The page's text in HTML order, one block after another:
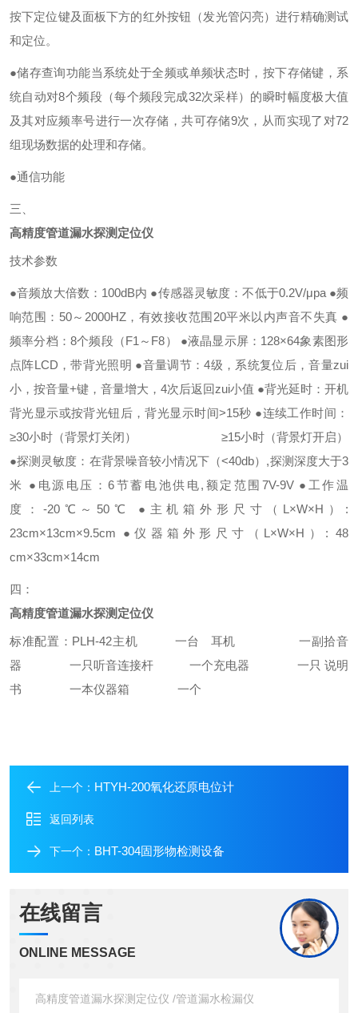
按下定位键及面板下方的红外按钮（发光管闪亮）进行精确测试
和定位。
●储存查询功能当系统处于全频或单频状态时，按下存储键，系
统自动对8个频段（每个频段完成32次采样）的瞬时幅度极大值
及其对应频率号进行一次存储，共可存储9次，从而实现了对72
组现场数据的处理和存储。
●通信功能
三、
高精度管道漏水探测定位仪
技术参数
●音频放大倍数：100dB内 ●传感器灵敏度：不低于0.2V/μpa ●频
响范围：50～2000HZ，有效接收范围20平米以内声音不失真 ●
频率分档：8个频段（F1～F8） ●液晶显示屏：128×64象素图形
点阵LCD，带背光照明 ●音量调节：4级，系统复位后，音量zui
小，按音量+键，音量增大，4次后返回zui小值 ●背光延时：开机
背光显示或按背光钮后，背光显示时间>15秒 ●连续工作时间：
≥30小时（背景灯关闭）
≥15小时（背景灯开启）
●探测灵敏度：在背景噪音较小情况下（<40db）,探测深度大于3
米 ●电源电压：6节蓄电池供电,额定范围7V-9V ●工作温
度：-20℃～50℃ ●主机箱外形尺寸（L×W×H）:
23cm×13cm×9.5cm ●仪器箱外形尺寸（L×W×H）: 48
cm×33cm×14cm
四：
高精度管道漏水探测定位仪
标准配置： PLH-42主机 一台 耳机 一副拾音
器 一只听音连接杆 一个充电器 一只 说明
书 一本仪器箱 一个
上一个： HTYH-200氧化还原电位计
返回列表
下一个： BHT-304固形物检测设备
在线留言
ONLINE MESSAGE